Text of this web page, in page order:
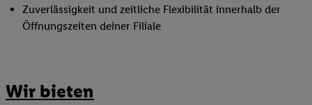
Zuverlässigkeit und zeitliche Flexibilität innerhalb der
Öffnungszeiten deiner Filiale
Wir bieten